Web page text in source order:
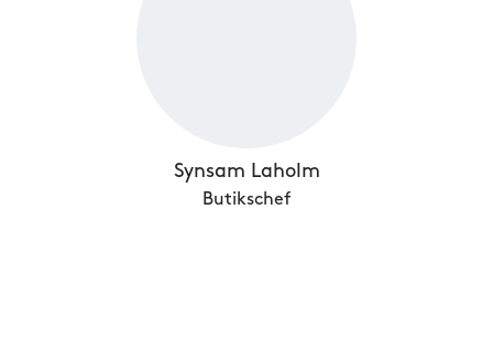
Synsam Laholm
Butikschef